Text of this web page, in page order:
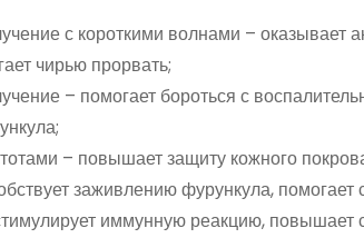
с короткими волнами – оказывает
чирью прорвать;
– помогает бороться с
– повышает защиту кожного
заживлению фурункула,
иммунную реакцию,